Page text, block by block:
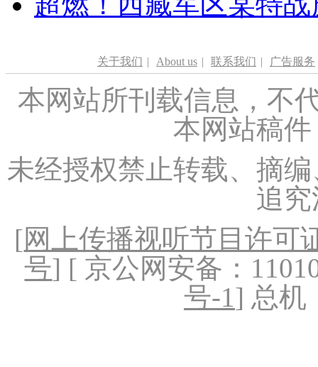
关于我们 | About us | 联系我们 | 广告服务
本网站所刊载信息，不
本网站稿
未经授权禁止转载、摘
追
[网上传播视听节目许可
号] [ 京公网安备：
号-1] 总机